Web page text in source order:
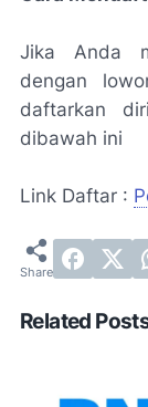
Jika Anda
dengan
daftarkan
dibawah ini
Link Daftar :
Related